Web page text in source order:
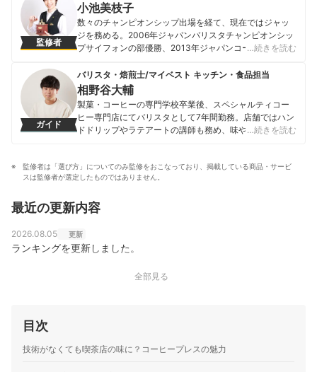
監修者
小池美枝子
数々のチャンピオンシップ出場を経て、現在ではジャッ
ジを務める。2006年ジャパンバリスタチャンピオンシッ
プサイフォンの部優勝、2013年ジャパンコーヒーイング
ーヒー教室・コーヒーアカデミー ドンマイスターでの指
導のほか、書籍監修・飲料プロデュースなどもこなす。
小池美枝子のプロフィール
…続きを読む
ガイド
バリスタ・焙煎士/マイベスト キッチン・食品担当
相野谷大輔
製菓・コーヒーの専門学校卒業後、スペシャルティコー
ヒー専門店にてバリスタとして7年間勤務。店舗ではハン
ドドリップやラテアートの講師も務め、味や香りへの繊
調理器具やキッチン雑貨、食品・ドリンク、ギフトアイ
テムなど、食まわり全般の商材の比較検証を担当。「ユ
務に取り組んでいる。また、焙煎士・バリスタとして現
届けている。
相野谷大輔のプロフィール
…続きを読む
監修者は「選び方」についてのみ監修をおこなっており、掲載している商品・サービ
スは監修者が選定したものではありません。
最近の更新内容
2026.08.05 更新
ランキングを更新しました。
全部見る
目次
技術がなくても喫茶店の味に？コーヒープレスの魅力